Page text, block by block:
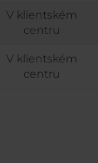
V klientském
centru
V klientském
centru